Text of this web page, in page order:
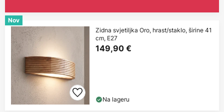
Nov
Zidna svjetiljka Oro, hrast/staklo, širine 41
cm, E27
149,90 €
Na lageru